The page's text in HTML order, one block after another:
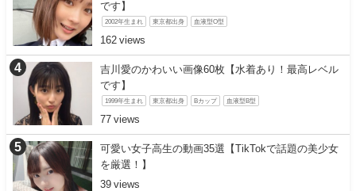
です】
2002年生まれ 東京都出身 血液型O型
162
吉川愛のかわいい画像60枚【水着あり！最高レベル
です】
1999年生まれ 東京都出身 Bカップ 血液型B型
77
可愛い女子高生の動画35選【TikTokで話題の美少女
を厳選！】
39